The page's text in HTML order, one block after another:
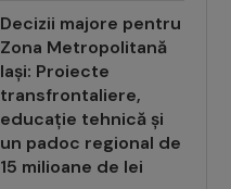
Decizii majore pentru
Zona Metropolitană
Iași: Proiecte
transfrontaliere,
educație tehnică și
un padoc regional de
15 milioane de lei